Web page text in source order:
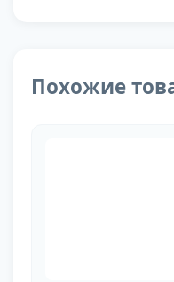
Похожие